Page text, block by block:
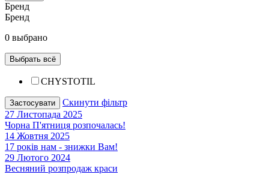
Бренд
Бренд
0 выбрано
Выбрать всё
CHYSTOTIL
Застосувати
Скинути фільтр
27 Листопада 2025
Чорна П'ятниця розпочалась!
14 Жовтня 2025
17 років нам - знижки Вам!
29 Лютого 2024
Весняний розпродаж краси